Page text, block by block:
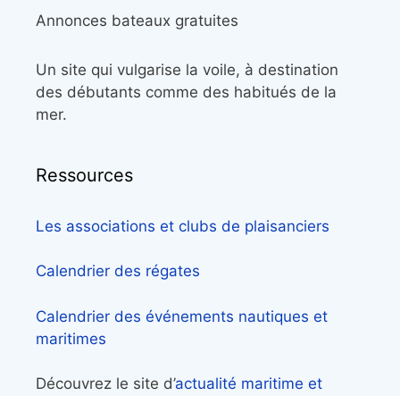
Annonces bateaux gratuites
Un site qui vulgarise la voile, à destination
des débutants comme des habitués de la
mer.
Ressources
Les associations et clubs de plaisanciers
Calendrier des régates
Calendrier des événements nautiques et
maritimes
Découvrez le site d’actualité maritime et